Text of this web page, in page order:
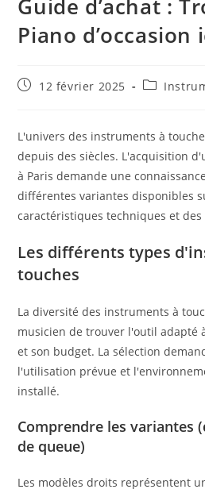
Guide d’achat :
Piano d’occasion
Publication
12 février 2025
Post
L'univers des instruments à
depuis des siècles. L'acquisition
à Paris demande une
différentes variantes disponibles
caractéristiques techniques et
Les différents types
touches
La diversité des instruments à
musicien de trouver l'outil adapté
et son budget. La sélection
l'utilisation prévue et
installé.
Comprendre les variantes
de queue)
Les modèles droits représentent